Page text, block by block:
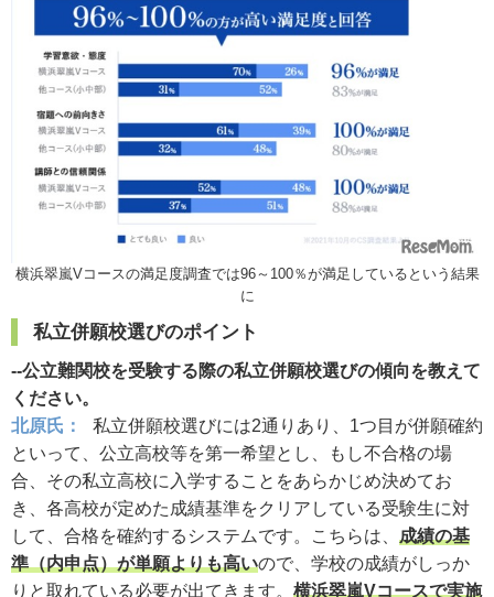
横浜翠嵐Vコースの満足度調査では96～100％が満足しているという結果
に
私立併願校選びのポイント
--公立難関校を受験する際の私立併願校選びの傾向を教えて
ください。
北原氏：
私立併願校選びには2通りあり、1つ目が併願確約
といって、公立高校等を第一希望とし、もし不合格の場
合、その私立高校に入学することをあらかじめ決めてお
き、各高校が定めた成績基準をクリアしている受験生に対
して、合格を確約するシステムです。こちらは、 成績の基
準（内申点）が単願よりも高いので、学校の成績がしっか
りと取れている必要が出てきます。 横浜翠嵐Vコースで実施